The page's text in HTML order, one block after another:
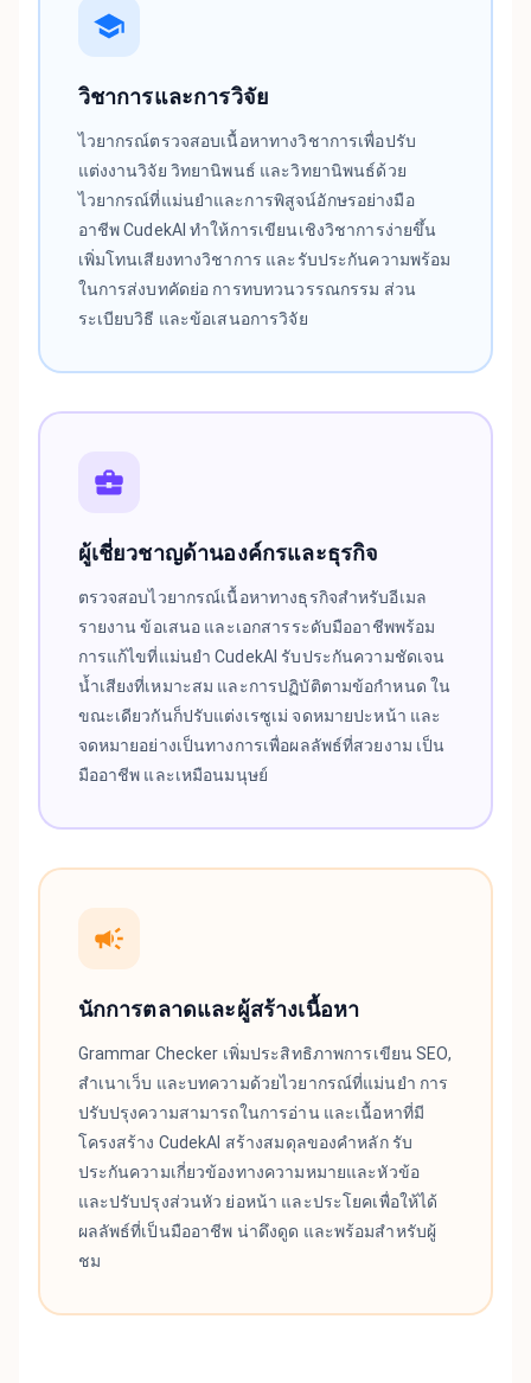
วิชาการและการวิจัย
ไวยากรณ์ตรวจสอบเนื้อหาทางวิชาการเพื่อปรับ
แต่งงานวิจัย วิทยานิพนธ์ และวิทยานิพนธ์ด้วย
ไวยากรณ์ที่แม่นยำและการพิสูจน์อักษรอย่างมือ
อาชีพ CudekAI ทำให้การเขียนเชิงวิชาการง่ายขึ้น
เพิ่มโทนเสียงทางวิชาการ และรับประกันความพร้อม
ในการส่งบทคัดย่อ การทบทวนวรรณกรรม ส่วน
ระเบียบวิธี และข้อเสนอการวิจัย
ผู้เชี่ยวชาญด้านองค์กรและธุรกิจ
ตรวจสอบไวยากรณ์เนื้อหาทางธุรกิจสำหรับอีเมล
รายงาน ข้อเสนอ และเอกสารระดับมืออาชีพพร้อม
การแก้ไขที่แม่นยำ CudekAI รับประกันความชัดเจน
น้ำเสียงที่เหมาะสม และการปฏิบัติตามข้อกำหนด ใน
ขณะเดียวกันก็ปรับแต่งเรซูเม่ จดหมายปะหน้า และ
จดหมายอย่างเป็นทางการเพื่อผลลัพธ์ที่สวยงาม เป็น
มืออาชีพ และเหมือนมนุษย์
นักการตลาดและผู้สร้างเนื้อหา
Grammar Checker เพิ่มประสิทธิภาพการเขียน SEO,
สำเนาเว็บ และบทความด้วยไวยากรณ์ที่แม่นยำ การ
ปรับปรุงความสามารถในการอ่าน และเนื้อหาที่มี
โครงสร้าง CudekAI สร้างสมดุลของคำหลัก รับ
ประกันความเกี่ยวข้องทางความหมายและหัวข้อ
และปรับปรุงส่วนหัว ย่อหน้า และประโยคเพื่อให้ได้
ผลลัพธ์ที่เป็นมืออาชีพ น่าดึงดูด และพร้อมสำหรับผู้
ชม